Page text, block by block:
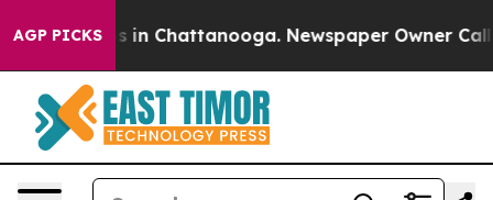
AGP PICKS
Chaos in Chattanooga. Newspaper Owner Calls